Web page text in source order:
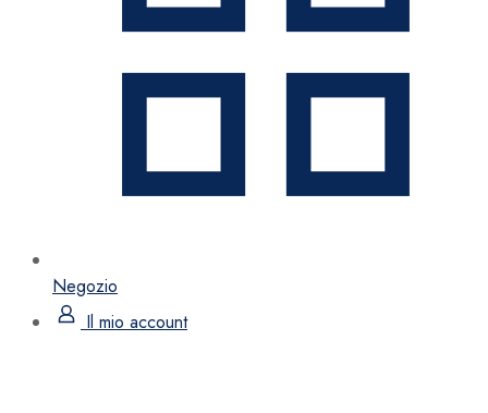
Negozio
Il mio account